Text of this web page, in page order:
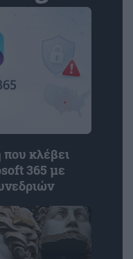
κλέβει
365 με